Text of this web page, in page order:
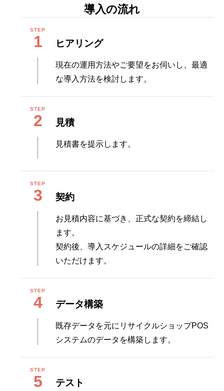
導入の流れ
1 ヒアリング
現在の運用方法やご要望をお伺いし、最適
な導入方法を検討します。
2 見積
見積書を提示します。
3 契約
お見積内容に基づき、正式な契約を締結し
ます。
契約後、導入スケジュールの詳細をご確認
いただけます。
4 データ構築
既存データを元にリサイクルショップPOS
システムのデータを構築します。
5 テスト